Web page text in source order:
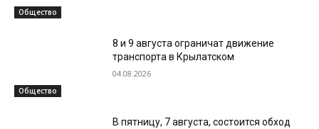
Общество
Общество
8 и 9 августа ограничат движение
транспорта в Крылатском
04.08.2026
В пятницу, 7 августа, состоится обход